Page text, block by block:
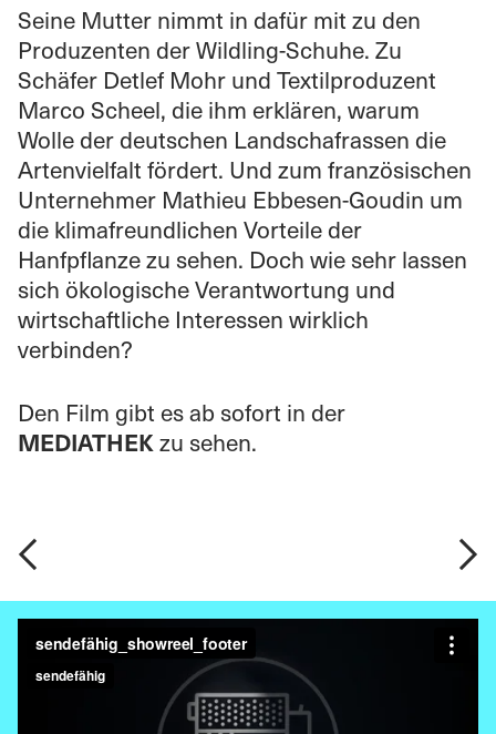
Seine Mutter nimmt in dafür mit zu den
Produzenten der Wildling-Schuhe. Zu
Schäfer Detlef Mohr und Textilproduzent
Marco Scheel, die ihm erklären, warum
Wolle der deutschen Landschafrassen die
Artenvielfalt fördert. Und zum französischen
Unternehmer Mathieu Ebbesen-Goudin um
die klimafreundlichen Vorteile der
Hanfpflanze zu sehen. Doch wie sehr lassen
sich ökologische Verantwortung und
wirtschaftliche Interessen wirklich
verbinden?
Den Film gibt es ab sofort in der
MEDIATHEK zu sehen.